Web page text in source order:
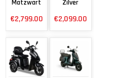
Matzwart
€2,799.00
Zilver
€2,099.00